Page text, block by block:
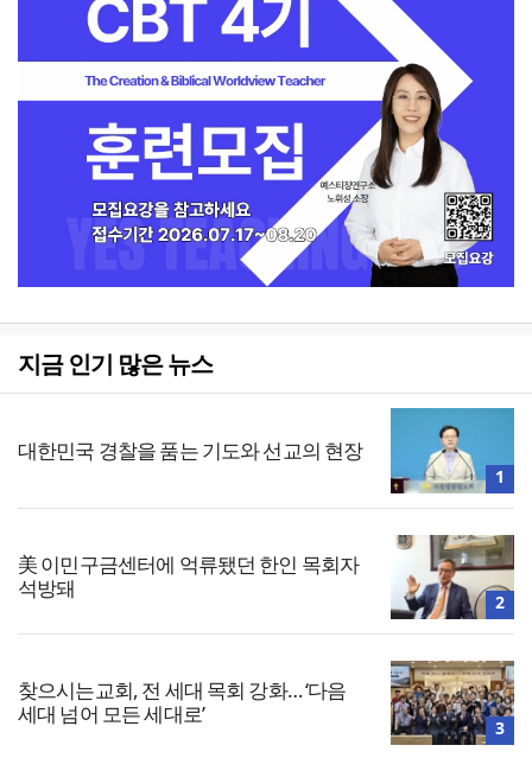
지금 인기 많은 뉴스
대한민국 경찰을 품는 기도와 선교의 현장
1
美 이민구금센터에 억류됐던 한인 목회자
석방돼
2
찾으시는교회, 전 세대 목회 강화… ‘다음
세대 넘어 모든 세대로’
3